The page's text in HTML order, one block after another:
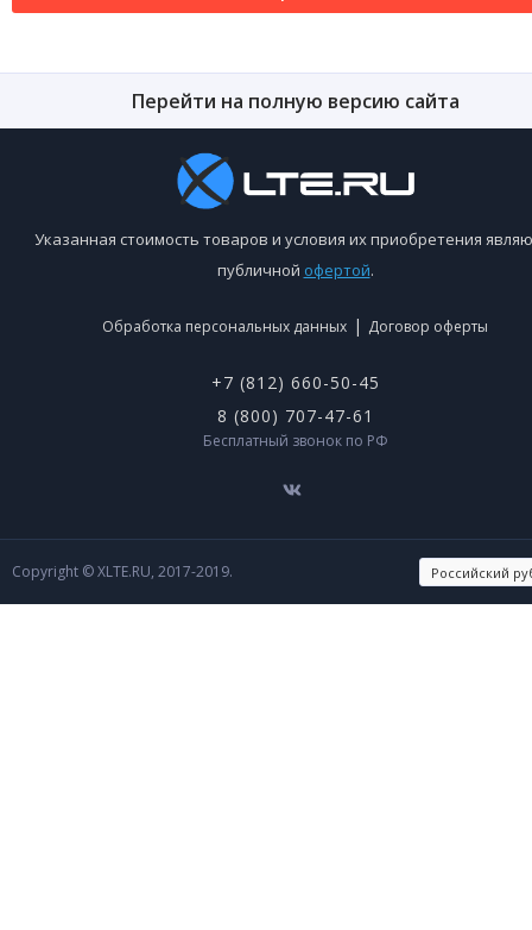
Перейти на полную версию сайта
Указанная стоимость товаров и условия их приобретения
публичной офертой.
Обработка персональных данных | Договор оферты
+7 (812) 660-50-45
8 (800) 707-47-61
Бесплатный звонок по РФ
Copyright © XLTE.RU, 2017-2019.